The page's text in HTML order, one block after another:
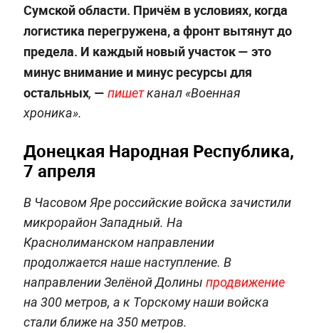
Сумской области. Причём в условиях, когда
логистика перегружена, а фронт вытянут до
предела. И каждый новый участок — это
минус внимание и минус ресурсы для
остальных, — пишетканал «Военная
хроника».
Донецкая Народная Республика,
7 апреля
В Часовом Яре российские войска зачистили
микрорайон Западный. На
Краснолиманском направлении
продолжается наше наступление. В
направлении Зелёной Долины продвижение
на 300 метров, а к Торскому наши войска
стали ближе на 350 метров.